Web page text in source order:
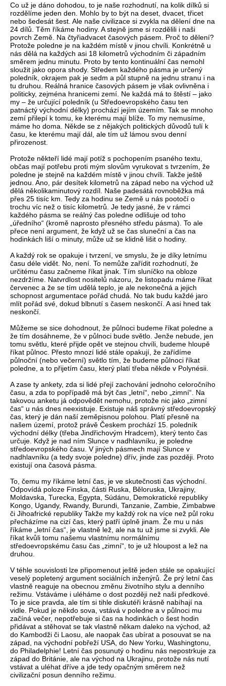
Co už je dáno dohodou, to je naše rozhodnutí, na kolik dílků si
rozdělíme jeden den. Mohlo by to být na deset, dvacet, třicet
nebo šedesát šest. Ale naše civilizace si zvykla na dělení dne na
24 dílů. Těm říkáme hodiny. A stejně jsme si rozdělili i naši
povrch Země. Na čtyřiadvacet časových pásem. Proč to dělení?
Protože poledne je na každém místě v jinou chvíli. Konkrétně u
nás dělá na každých asi 18 kilometrů východním či západním
směrem jednu minutu. Proto by tento kontinuální čas nemohl
sloužit jako opora shody. Středem každého pásma je určený
poledník, okrajem pak je sedm a půl stupně na jednu stranu i na
tu druhou. Reálná hranice časových pásem je však ovlivněna i
politicky, zejména hranicemi zemí. Ne každá má to štěstí – jako
my – že určující poledník (u Středoevropského času ten
patnáctý východní délky) prochází jejím územím. Tak se mnoho
zemí přilepí k tomu, ke kterému mají blíže. To my nemusíme,
máme ho doma. Někde se z nějakých politických důvodů tulí k
času, ke kterému mají dál, ale tím už lámou svou denní
přirozenost.
Protože někteří lidé mají potíž s pochopením psaného textu,
občas mají potřebu proti mým slovům vyrukovat s tvrzením, že
poledne je stejně na každém místě v jinou chvíli. Takže ještě
jednou. Ano, pár desítek kilometrů na západ nebo na východ už
dělá několikaminutový rozdíl. Naše padesátá rovnoběžka má
přes 25 tisíc km. Tedy za hodinu se Země u nás pootočí o
trochu víc než o tisíc kilometrů. Je tedy jasné, že v rámci
každého pásma se reálný čas poledne odlišuje od toho
„úředního“ (kromě naprosto přesného středu pásma). To ale
přece není argument, že když už se čas sluneční a čas na
hodinkách liší o minuty, může už se klidně lišit o hodiny.
A každý rok se opakuje i tvrzení, ve smyslu, že je díky letnímu
času déle vidět. No, není. To nemůže zařídit rozhodnutí, že
určitému času začneme říkat jinak. Tím sluníčko na obloze
nezdržíme. Natvrdlost nositelů názoru, že listopadu máme říkat
červenec a že se tím udělá teplo, je ale nekonečná a jejich
schopnost argumentace pořád chudá. No tak budu každé jaro
mlít pořád své, dokud blbnutí s časem neskončí. A asi hned tak
neskončí.
Můžeme se sice dohodnout, že půlnoci budeme říkat poledne a
že tím dosáhneme, že v půlnoci bude světlo. Jenže nebude, jen
tomu světlu, které přijde opět ve stejnou chvíli, budeme hloupě
říkat půlnoc. Přesto mnozí lidé stále opakují, že zařídíme
půlnoční (nebo večerní) světlo tím, že budeme půlnoci říkat
poledne, a to přijetím času, který platí třeba někde v Polynésii.
A zase ty ankety, zda si lidé přejí zachování jednoho celoročního
času, a zda to popřípadě má být čas „letní“, nebo „zimní“. Na
takovou anketu já odpovědět nemohu, protože nic jako „zimní
čas“ u nás dnes neexistuje. Existuje náš správný středoevropský
čas, který je dán naší zeměpisnou polohou. Platí přesně na
našem území, protož právě Českem prochází 15. poledník
východní délky (třeba Jindřichovým Hradcem), který tento čas
určuje. Když je nad ním Slunce v nadhlavníku, je poledne
středoevropského času. V jiných pásmech mají Slunce v
nadhlavníku (a tedy svoje poledne) dřív, jinde zas později. Proto
existují ona časová pásma.
To, čemu my říkáme letní čas, je ve skutečnosti čas východní.
Odpovídá poloze Finska, části Ruska, Běloruska, Ukrajiny,
Moldavska, Turecka, Egypta, Súdánu, Demokratické republiky
Kongo, Ugandy, Rwandy, Burundi, Tanzanie, Zambie, Zimbabwe
či Jihoafrické republiky Takže my každý rok na více než půl roku
přecházíme na cizí čas, který patří úplně jinam. Že mu u nás
říkáme „letní čas“, je vlastně lež, ale na tu už jsme si zvykli. Ale
říkat kvůli tomu našemu vlastnímu normálnímu
středoevropskému času čas „zimní“, to je už hloupost a lež na
druhou.
V téhle souvislosti lze připomenout ještě jeden stále se opakující
veselý popletený argument sociálních inženýrů. Že prý letní čas
vlastně reaguje na obecnou změnu životního stylu a denního
režimu. Vstáváme i uléháme o dost později než naši předkové.
To je sice pravda, ale tím si tihle diskutéři krásně nabíhají na
vidle. Pokud je někdo sova, vstává v poledne a v půlnoci mu
začíná večer, nepotřebuje si čas na hodinkách o šest hodin
přidávat a stěhovat se tak vlastně někam daleko na východ, až
do Kambodži či Laosu, ale naopak čas ubírat a posouvat se na
západ, na východní pobřeží USA, do New Yorku, Washingtonu,
do Philadelphie! Letní čas posunutý o hodinu nás nepostrkuje za
západ do Británie, ale na východ na Ukrajinu, protože nás nutí
vstávat a uléhat dříve a jde tedy opačným směrem než
civilizační posun denního režimu.